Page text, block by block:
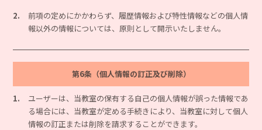
2.
前項の定めにかかわらず、履歴情報および特性情報などの個人情
報以外の情報については、原則として開示いたしません。
第6条（個人情報の訂正及び削除）
1.
ユーザーは、当教室の保有する自己の個人情報が誤った情報であ
る場合には、当教室が定める手続きにより、当教室に対して個人
情報の訂正または削除を請求することができます。